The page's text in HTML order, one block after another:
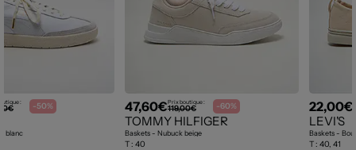
: -50%
blanc
47,60€Prix boutique :
119,00€ -60%
TOMMY HILFIGER
Baskets - Nubuck beige
T : 40
22,00€
LEVI'S
Baskets -
T : 40, 41